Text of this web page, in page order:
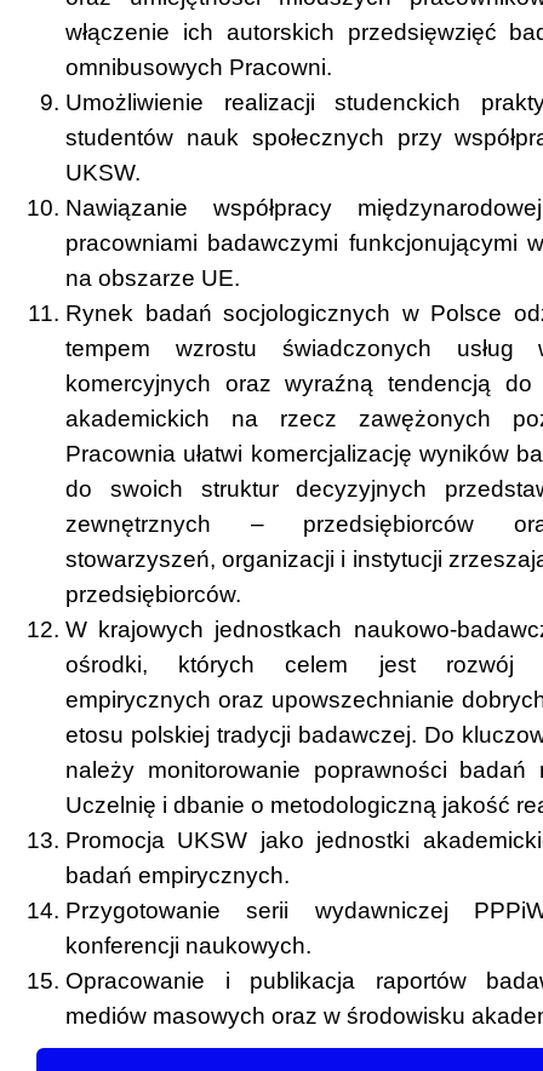
włączenie ich autorskich przedsięwzięć
omnibusowych Pracowni.
Umożliwienie realizacji studenckich
studentów nauk społecznych przy
UKSW.
Nawiązanie współpracy
pracowniami badawczymi funkcjonującymi
na obszarze UE.
Rynek badań socjologicznych w Polsce
tempem wzrostu świadczonych
komercyjnych oraz wyraźną tendencją do
akademickich na rzecz zawężonych
Pracownia ułatwi komercjalizację wyników
do swoich struktur decyzyjnych
zewnętrznych – przedsiębiorców
stowarzyszeń, organizacji i instytucji
przedsiębiorców.
W krajowych jednostkach naukowo-
ośrodki, których celem jest rozwój
empirycznych oraz upowszechnianie
etosu polskiej tradycji badawczej. Do
należy monitorowanie poprawności badań
Uczelnię i dbanie o metodologiczną jakość
Promocja UKSW jako jednostki
badań empirycznych.
Przygotowanie serii wydawniczej
konferencji naukowych.
Opracowanie i publikacja raportów
mediów masowych oraz w środowisku